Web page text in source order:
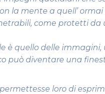
la mente a quell’
come protetti da
è quello delle
può diventare una
loro di